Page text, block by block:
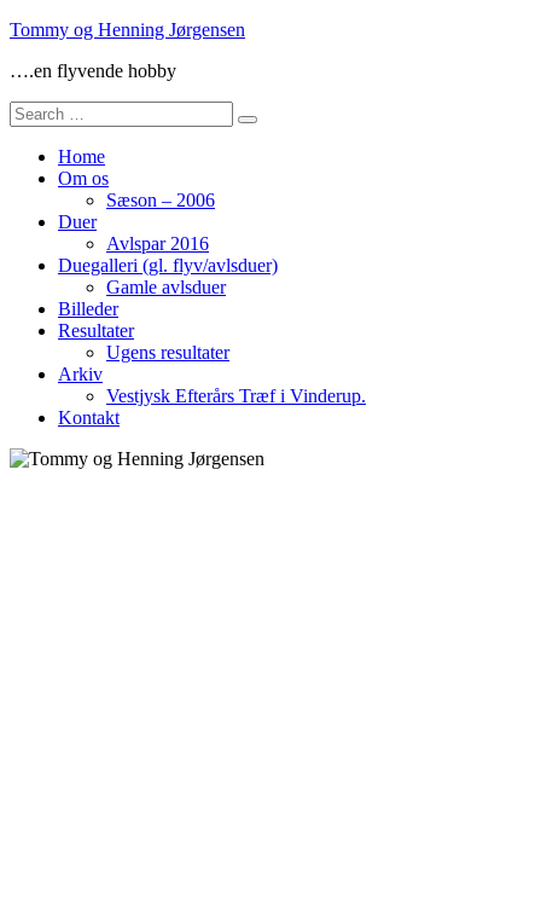
Skip
content
Tommy og Henning Jørgensen
….en flyvende hobby
Search
for:
Home
Om os
Sæson – 2006
Duer
Avlspar 2016
Duegalleri (gl. flyv/avlsduer)
Gamle avlsduer
Billeder
Resultater
Ugens resultater
Arkiv
Vestjysk Efterårs Træf i Vinderup.
Kontakt